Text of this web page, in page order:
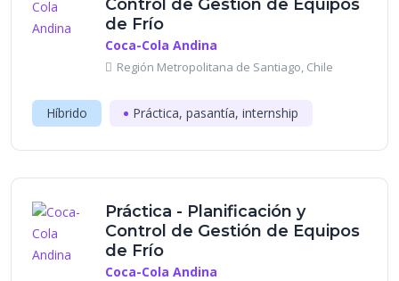
Control de Gestión de Equipos
de Frío
Coca-Cola Andina
Región Metropolitana de Santiago, Chile
Híbrido Práctica, pasantía, internship
Práctica - Planificación y
Control de Gestión de Equipos
de Frío
Coca-Cola Andina